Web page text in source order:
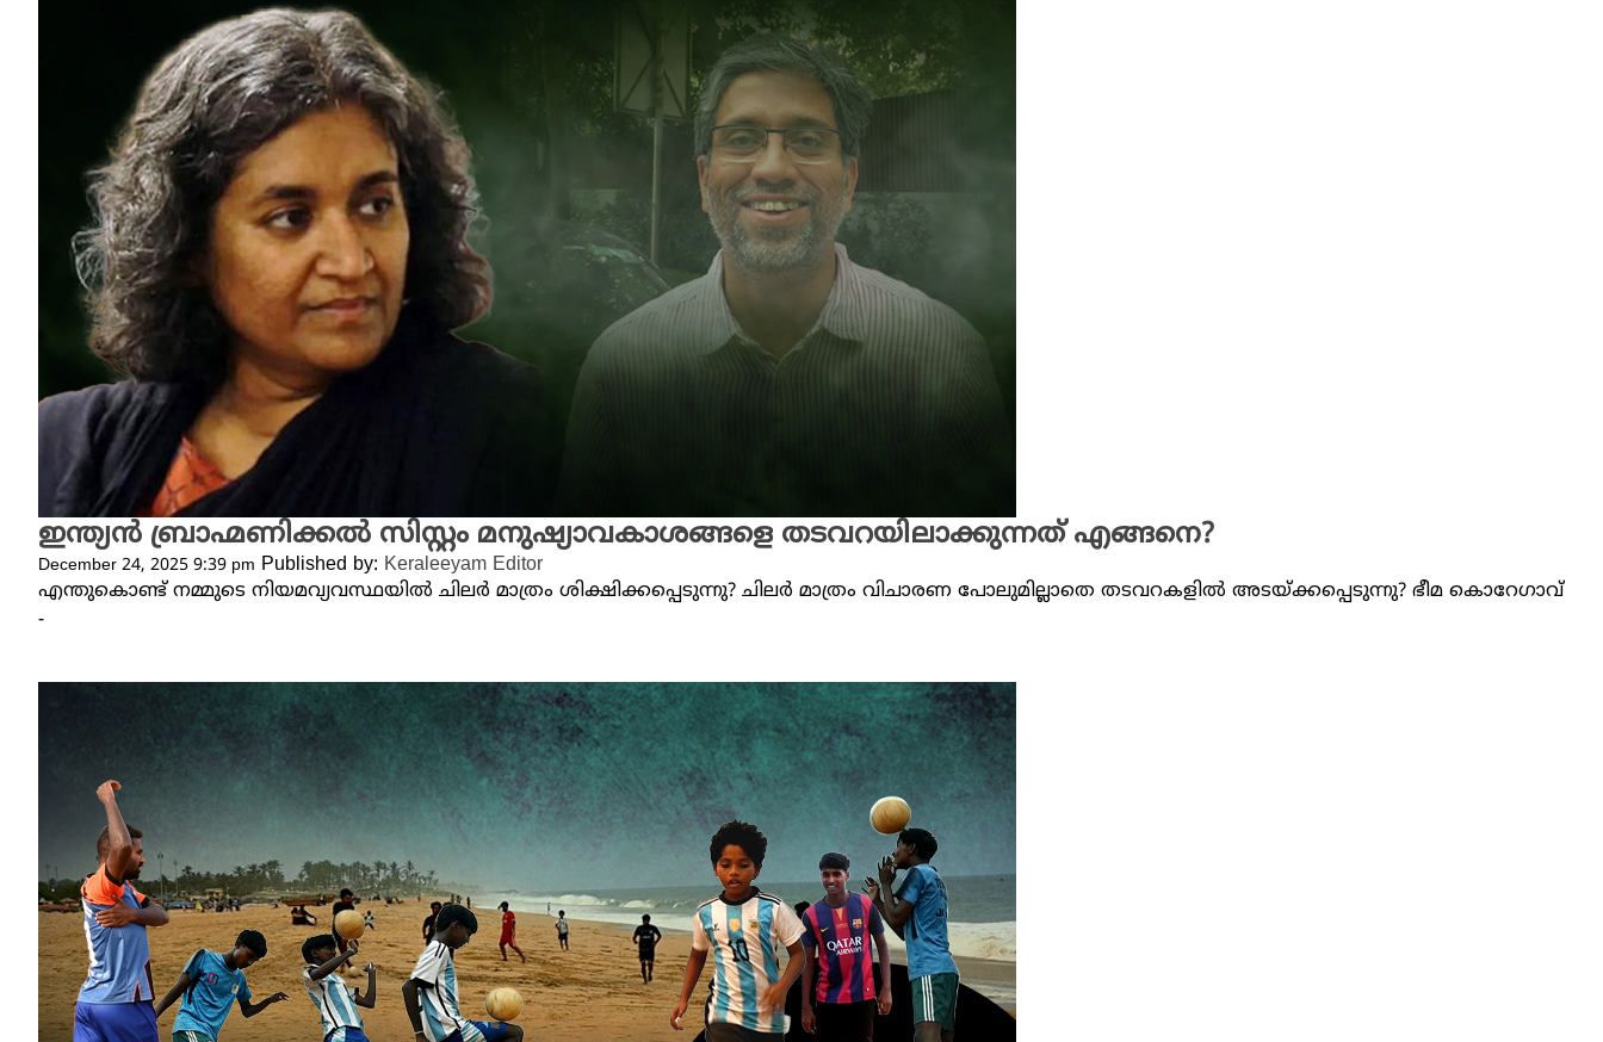
ഇന്ത്യൻ ബ്രാഹ്മണിക്കൽ സിസ്റ്റം മനുഷ്യാവകാശങ്ങളെ തടവറയിലാക്കുന്നത് എങ്ങനെ?
December 24, 2025 9:39 pm Published by: Keraleeyam Editor
എന്തുകൊണ്ട് നമ്മുടെ നിയമവ്യവസ്ഥയിൽ ചിലർ മാത്രം ശിക്ഷിക്കപ്പെടുന്നു? ചിലർ മാത്രം വിചാരണ പോലുമില്ലാതെ തടവറകളിൽ അടയ്ക്കപ്പെടുന്നു? ഭീ​മ ​കൊ​റേ​ഗാ​വ്​
-